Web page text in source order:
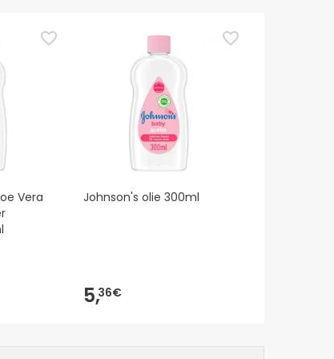
Vera
Johnson's olie 300ml
5,36€